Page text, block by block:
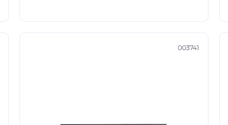
003741